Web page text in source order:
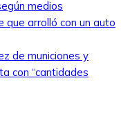
medios
que arrolló con un auto
de municiones y
con “cantidades